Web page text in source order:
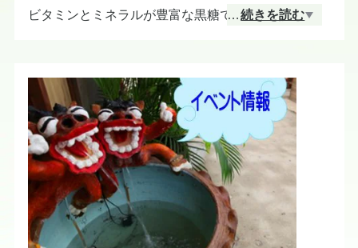
ビタミンとミネラルが豊富な黒糖で健やかな毎日
中でも人気なのが黒糖バラエティーパック。
1袋に６種類（プレーン・しょうが・ミント・塩・コ
コア・シークヮ−サ−）
1つ1つ包装されているので、カバンの中やポケット
に入れて、どこにでも持ち歩けます。お茶請けや、
お子様のおやつにもおすすめです。会社への差し入
れもいいですね。いろんな味が楽しめて美味しい黒
糖菓子です(^^♪
…続きを読む